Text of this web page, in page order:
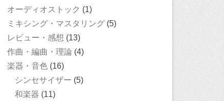
オーディオストック (1)
ミキシング・マスタリング (5)
レビュー・感想 (13)
作曲・編曲・理論 (4)
楽器・音色 (16)
シンセサイザー (5)
和楽器 (11)